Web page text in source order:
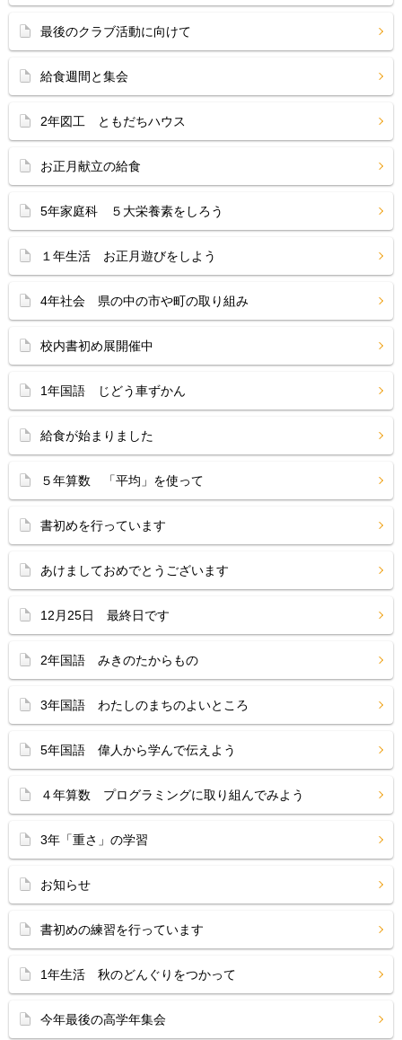
最後のクラブ活動に向けて
給食週間と集会
2年図工 ともだちハウス
お正月献立の給食
5年家庭科 ５大栄養素をしろう
１年生活 お正月遊びをしよう
4年社会 県の中の市や町の取り組み
校内書初め展開催中
1年国語 じどう車ずかん
給食が始まりました
５年算数 「平均」を使って
書初めを行っています
あけましておめでとうございます
12月25日 最終日です
2年国語 みきのたからもの
3年国語 わたしのまちのよいところ
5年国語 偉人から学んで伝えよう
４年算数 プログラミングに取り組んでみよう
3年「重さ」の学習
お知らせ
書初めの練習を行っています
1年生活 秋のどんぐりをつかって
今年最後の高学年集会